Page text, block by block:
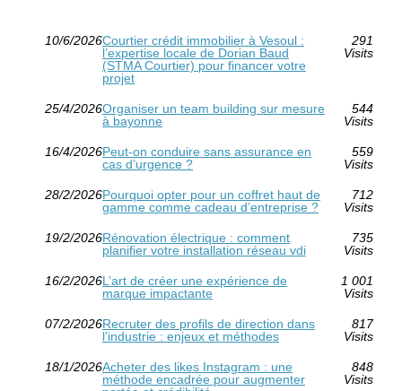
10/6/2026Courtier crédit immobilier à Vesoul :
l’expertise locale de Dorian Baud
(STMA Courtier) pour financer votre
projet
291
Visits
25/4/2026Organiser un team building sur mesure
à bayonne
544
Visits
16/4/2026Peut-on conduire sans assurance en
cas d’urgence ?
559
Visits
28/2/2026Pourquoi opter pour un coffret haut de
gamme comme cadeau d’entreprise ?
712
Visits
19/2/2026Rénovation électrique : comment
planifier votre installation réseau vdi
735
Visits
16/2/2026L’art de créer une expérience de
marque impactante
1 001
Visits
07/2/2026Recruter des profils de direction dans
l’industrie : enjeux et méthodes
817
Visits
18/1/2026Acheter des likes Instagram : une
méthode encadrée pour augmenter
848
Visits